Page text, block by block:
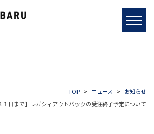
TOP ニュース
お知らせ
１日まで】レガシィアウトバックの受注終了予定について